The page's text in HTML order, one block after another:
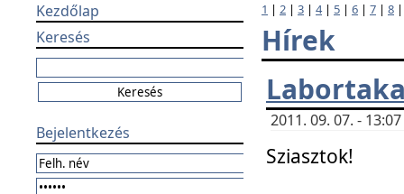
Kezdőlap
Keresés
Bejelentkezés
1 | 2 | 3 | 4| 5 | 6 | 7 | 8
Hírek
2011. 09. 07. -
Sziasztok!